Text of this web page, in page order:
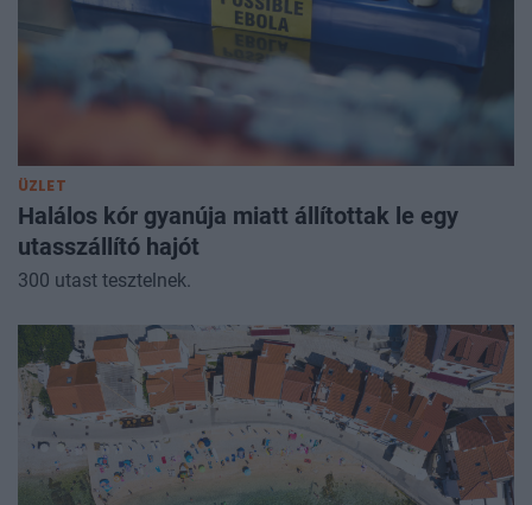
ÜZLET
Halálos kór gyanúja miatt állítottak le egy
utasszállító hajót
300 utast tesztelnek.